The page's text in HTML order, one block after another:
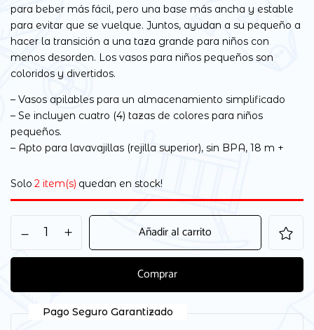
para beber más fácil, pero una base más ancha y estable
para evitar que se vuelque. Juntos, ayudan a su pequeño a
hacer la transición a una taza grande para niños con
menos desorden. Los vasos para niños pequeños son
coloridos y divertidos.
– Vasos apilables para un almacenamiento simplificado
– Se incluyen cuatro (4) tazas de colores para niños
pequeños.
– Apto para lavavajillas (rejilla superior), sin BPA, 18 m +
Solo 2 item(s) quedan en stock!
Añadir al carrito
Comprar
Pago Seguro Garantizado